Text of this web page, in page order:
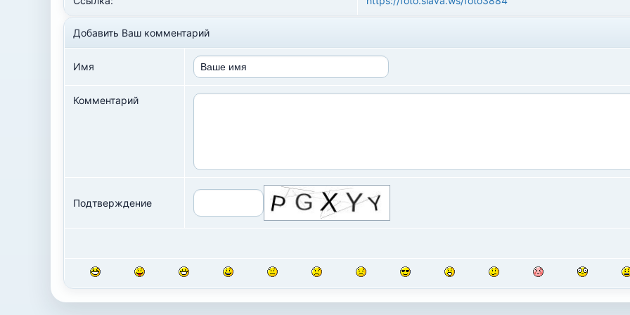
Добавить Ваш комментарий
Имя
Комментарий
Подтверждение